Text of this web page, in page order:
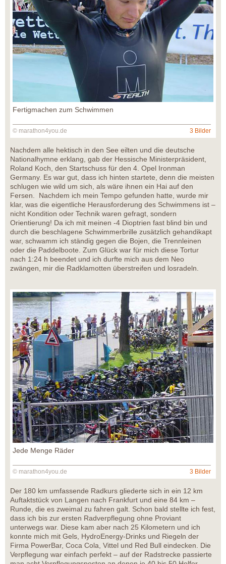
Fertigmachen zum Schwimmen
© marathon4you.de 3 Bilder
Nachdem alle hektisch in den See eilten und die deutsche
Nationalhymne erklang, gab der Hessische Ministerpräsident,
Roland Koch, den Startschuss für den 4. Opel Ironman
Germany. Es war gut, dass ich hinten startete, denn die meisten
schlugen wie wild um sich, als wäre ihnen ein Hai auf den
Fersen. Nachdem ich mein Tempo gefunden hatte, wurde mir
klar, was die eigentliche Herausforderung des Schwimmens ist –
nicht Kondition oder Technik waren gefragt, sondern
Orientierung! Da ich mit meinen -4 Dioptrien fast blind bin und
durch die beschlagene Schwimmerbrille zusätzlich gehandikapt
war, schwamm ich ständig gegen die Bojen, die Trennleinen
oder die Paddelboote. Zum Glück war für mich diese Tortur
nach 1:24 h beendet und ich durfte mich aus dem Neo
zwängen, mir die Radklamotten überstreifen und losradeln.
Jede Menge Räder
© marathon4you.de 3 Bilder
Der 180 km umfassende Radkurs gliederte sich in ein 12 km
Auftaktstück von Langen nach Frankfurt und eine 84 km –
Runde, die es zweimal zu fahren galt. Schon bald stellte ich fest,
dass ich bis zur ersten Radverpflegung ohne Proviant
unterwegs war. Diese kam aber nach 25 Kilometern und ich
konnte mich mit Gels, HydroEnergy-Drinks und Riegeln der
Firma PowerBar, Coca Cola, Vittel und Red Bull eindecken. Die
Verpflegung war einfach perfekt – auf der Radstrecke passierte